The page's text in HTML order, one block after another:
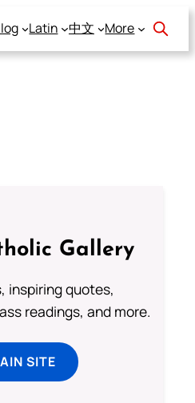
Latin 中文 More
Gallery
inspiring quotes,
readings, and more.
SITE